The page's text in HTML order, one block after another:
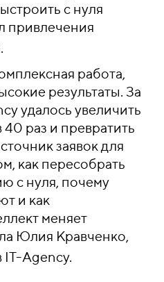
с нуля
привлечения
работа,
результаты. За
удалось увеличить
раз и превратить
заявок для
как пересобрать
с нуля, почему
и как
меняет
Юлия Кравченко,
IT-Agency.